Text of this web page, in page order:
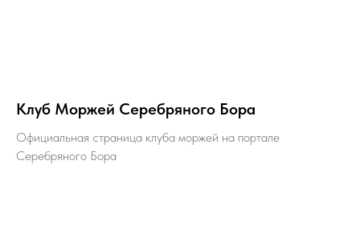
Клуб Моржей Серебряного Бора
Официальная страница клуба моржей на портале
Серебряного Бора